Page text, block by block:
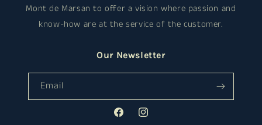
Mont de Marsan to offer a vision where passion and
know-how are at the service of the customer.
Our Newsletter
Email
FacebookInstagram